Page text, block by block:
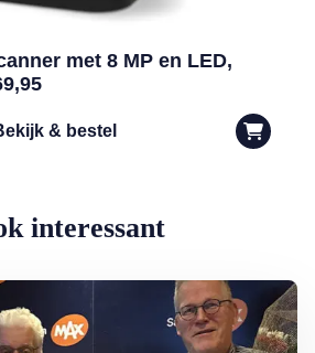
met 8 MP en LED,
& bestel
interessant
in Nederland: rondkomen niet